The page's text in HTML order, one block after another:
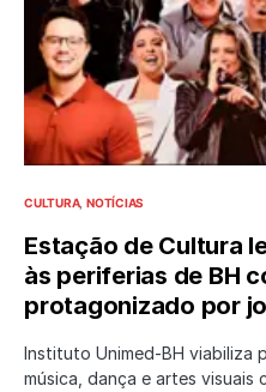
CULTURA NOTÍCIAS
Estação de Cultura
às periferias de BH
protagonizado por
Instituto Unimed-BH viabiliza
música, dança e artes